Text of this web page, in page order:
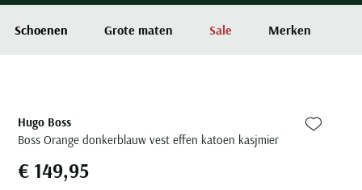
Schoenen Grote maten Sale Merken
Hugo Boss
Boss Orange donkerblauw vest effen katoen kasjmier
Zet bij
€ 149,95